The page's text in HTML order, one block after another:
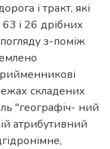
і тракт, які
63 i 26 дрібних
з-поміж
складених
"географіч- ний
атрибутивний